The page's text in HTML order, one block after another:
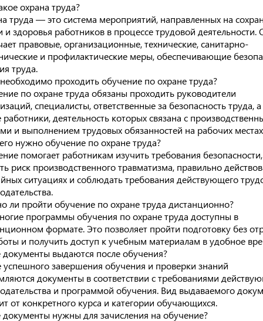
охрана труда?
труда — это система мероприятий, направленных на
и здоровья работников в процессе трудовой деятельности.
правовые, организационные, технические, санитарно-
и профилактические меры, обеспечивающие
труда.
проходить обучение по охране труда?
по охране труда обязаны проходить руководители
специалисты, ответственные за безопасность труда, а
работники, деятельность которых связана с
и выполнением трудовых обязанностей на рабочих
нужно обучение по охране труда?
помогает работникам изучить требования безопасности,
риск производственного травматизма, правильно
ситуациях и соблюдать требования действующего
ли пройти обучение по охране труда дистанционно?
программы обучения по охране труда доступны в
формате. Это позволяет пройти подготовку без
и получить доступ к учебным материалам в удобное
документы выдаются после обучения?
успешного завершения обучения и проверки знаний
документы в соответствии с требованиями
и программой обучения. Вид выдаваемого
от конкретного курса и категории обучающихся.
документы нужны для зачисления на обучение?